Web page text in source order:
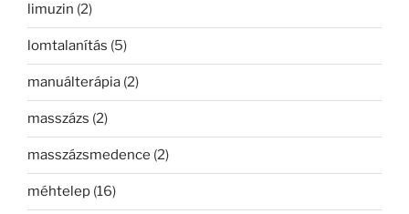
limuzin (2)
lomtalanítás (5)
manuálterápia (2)
masszázs (2)
masszázsmedence (2)
méhtelep (16)